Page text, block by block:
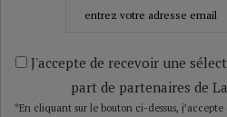
J'accepte de recevoir une
part de partenaires de
*En cliquant sur le bouton ci-dessus,